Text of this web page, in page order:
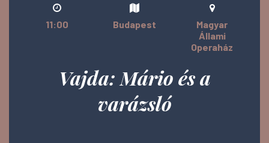
11:00 Budapest
Magyar
Állami
Operaház
Vajda: Mário és a
varázsló